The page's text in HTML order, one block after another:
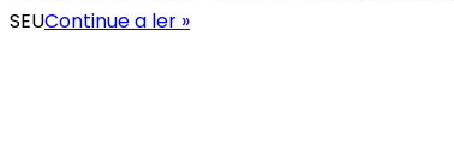
SEUContinue a ler »